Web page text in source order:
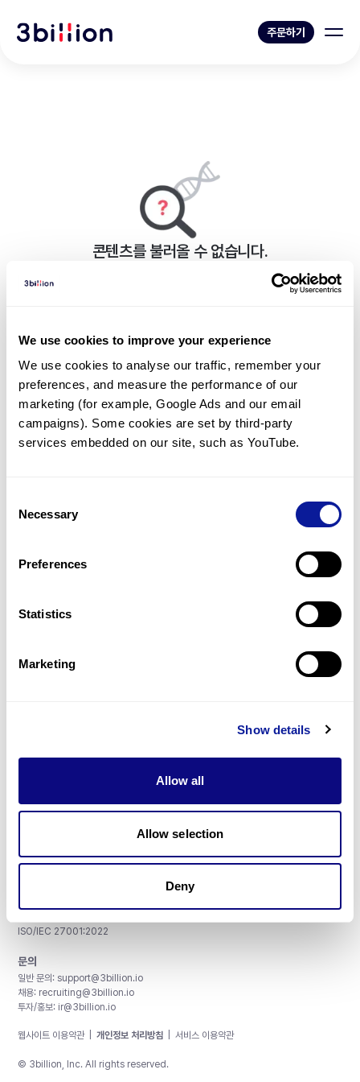
We use cookies to improve your experience
We use cookies to analyse our traffic, remember your
preferences, and measure the performance of our
marketing (for example, Google Ads and our email
campaigns). Some cookies are set by third-party
services embedded on our site, such as YouTube.
Selection
Necessary
Preferences
Statistics
Marketing
Show details
Allow all
Allow selection
Deny
주문하기
콘텐츠를 불러올 수 없습니다.
기술
Gene browser
매달 뉴스레터를 통해 최신 블로그 포스트와 소식을 받아보세요.
주식회사 쓰리빌리언
서울특별시 강남구 테헤란로 415, 8층
사업자등록번호: 290-81-00524
대표이사: 금창원
ISO/IEC 27001:2022
문의
일반 문의: support@3billion.io
채용: recruiting@3billion.io
투자/홍보: ir@3billion.io
웹사이트 이용약관 개인정보 처리방침 서비스 이용약관
© 3billion, Inc. All rights reserved.